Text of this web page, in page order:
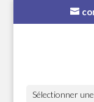
Sélectionner une